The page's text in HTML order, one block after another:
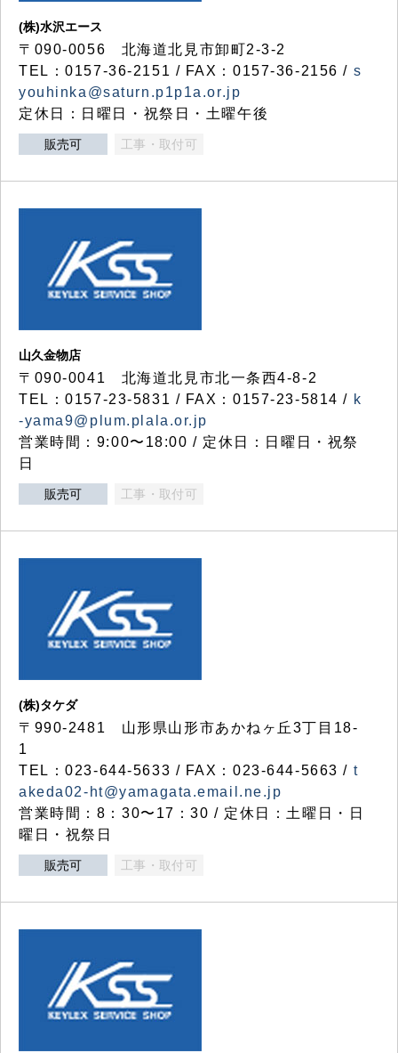
(株)水沢エース
〒090-0056 北海道北見市卸町2-3-2
TEL：0157-36-2151 / FAX：0157-36-2156 / s
youhinka@saturn.p1p1a.or.jp
定休日：日曜日・祝祭日・土曜午後
販売可 工事・取付可
山久金物店
〒090-0041 北海道北見市北一条西4-8-2
TEL：0157-23-5831 / FAX：0157-23-5814 / k
-yama9@plum.plala.or.jp
営業時間：9:00〜18:00 / 定休日：日曜日・祝祭
日
販売可 工事・取付可
(株)タケダ
〒990-2481 山形県山形市あかねヶ丘3丁目18-
1
TEL：023-644-5633 / FAX：023-644-5663 / t
akeda02-ht@yamagata.email.ne.jp
営業時間：8：30〜17：30 / 定休日：土曜日・日
曜日・祝祭日
販売可 工事・取付可